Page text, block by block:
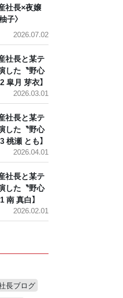
社長×夜嬢
子〉
2026.07.02
社長と某テ
した〝野心
皐月 芽衣】
2026.03.01
社長と某テ
した〝野心
桃瀬 とも】
2026.04.01
社長と某テ
した〝野心
南 真白】
2026.02.01
長ブログ